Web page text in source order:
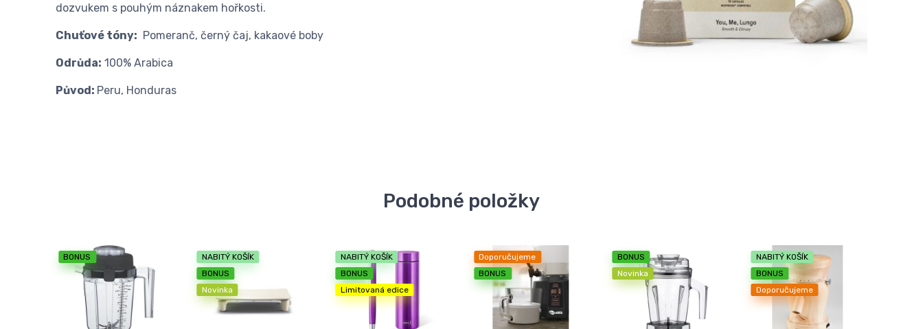
dozvukem s pouhým náznakem hořkosti.
Chuťové tóny: Pomeranč, černý čaj, kakaové boby
Odrůda: 100% Arabica
Původ: Peru, Honduras
Podobné položky
BONUS
NABITÝ KOŠÍK
BONUS
Novinka
NABITÝ KOŠÍK
BONUS
Limitovaná edice
Doporučujeme
BONUS
BONUS
Novinka
NABITÝ KOŠÍK
BONUS
Doporučujeme